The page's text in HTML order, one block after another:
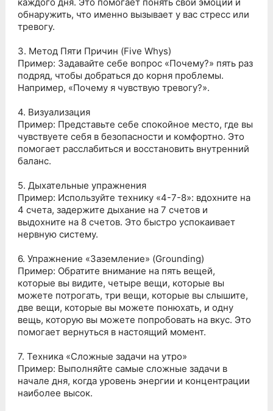
обнаружить, что именно вызывает у вас стресс или
тревогу.
3. Метод Пяти Причин (Five Whys)
Пример: Задавайте себе вопрос «Почему?» пять раз
подряд, чтобы добраться до корня проблемы.
Например, «Почему я чувствую тревогу?».
4. Визуализация
Пример: Представьте себе спокойное место, где вы
чувствуете себя в безопасности и комфортно. Это
помогает расслабиться и восстановить внутренний
баланс.
5. Дыхательные упражнения
Пример: Используйте технику «4-7-8»: вдохните на
4 счета, задержите дыхание на 7 счетов и
выдохните на 8 счетов. Это быстро успокаивает
нервную систему.
6. Упражнение «Заземление» (Grounding)
Пример: Обратите внимание на пять вещей,
которые вы видите, четыре вещи, которые вы
можете потрогать, три вещи, которые вы слышите,
две вещи, которые вы можете понюхать, и одну
вещь, которую вы можете попробовать на вкус. Это
помогает вернуться в настоящий момент.
7. Техника «Сложные задачи на утро»
Пример: Выполняйте самые сложные задачи в
начале дня, когда уровень энергии и концентрации
наиболее высок.